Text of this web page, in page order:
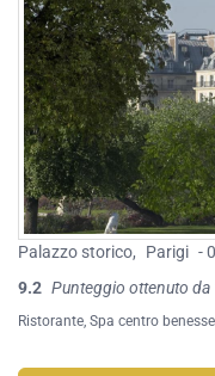
Palazzo storico, Parigi -
9.2 Punteggio ottenuto
Ristorante Spa centro